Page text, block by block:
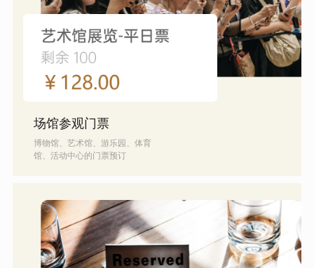
场馆参观门票
博物馆、艺术馆、游乐园、体育
馆、活动中心的门票预订